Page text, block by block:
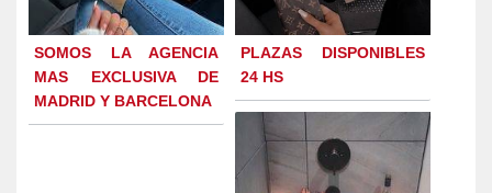
SOMOS LA AGENCIA
MAS EXCLUSIVA DE
MADRID Y BARCELONA
PLAZAS DISPONIBLES
24 HS